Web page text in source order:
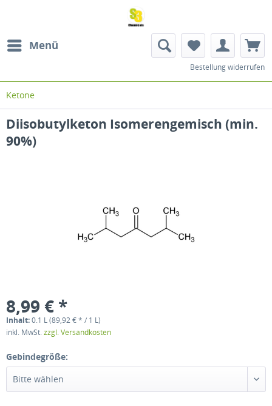
Menü
Bestellung widerrufen
Ketone
Diisobutylketon Isomerengemisch (min.
90%)
8,99 € *
Inhalt:0.1 L (89,92 € * / 1 L)
inkl. MwSt.zzgl. Versandkosten
Gebindegröße:
Bitte wählen